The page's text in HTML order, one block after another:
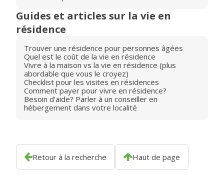
Guides et articles sur la vie en
résidence
Trouver une résidence pour personnes âgées
Quel est le coût de la vie en résidence
Vivre à la maison vs la vie en résidence (plus
abordable que vous le croyez)
Checklist pour les visites en résidences
Comment payer pour vivre en résidence?
Besoin d'aide? Parler à un conseiller en
hébergement dans votre localité
Retour à la recherche Haut de page